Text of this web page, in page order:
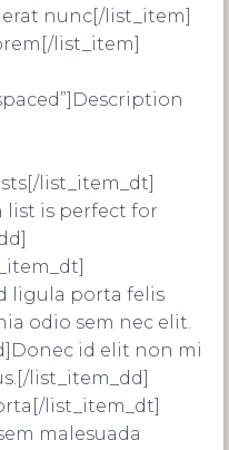
nunc[/list_item]
list_item]
list_item_dt]
list is perfect for
ligula porta felis
odio sem nec elit.
id elit non mi
list_item_dd]
list_item_dt]
malesuada